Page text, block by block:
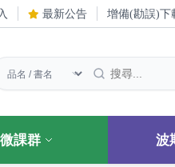
最新公告 增備(勘誤)下
課群 波